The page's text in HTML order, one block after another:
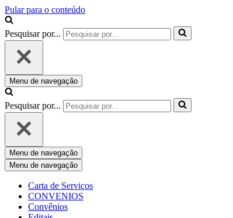
Pular para o conteúdo
Pesquisar por...
Menu de navegação
Pesquisar por...
Menu de navegação
Menu de navegação
Carta de Serviços
CONVENIOS
Convênios